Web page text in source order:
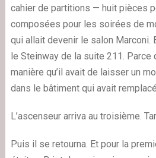
cahier de partitions — huit pièces
composées pour les soirées de
qui allait devenir le salon Marconi.
le Steinway de la suite 211. Parce
manière qu’il avait de laisser un
dans le bâtiment qui avait
L’ascenseur arriva au troisième.
Puis il se retourna. Et pour la